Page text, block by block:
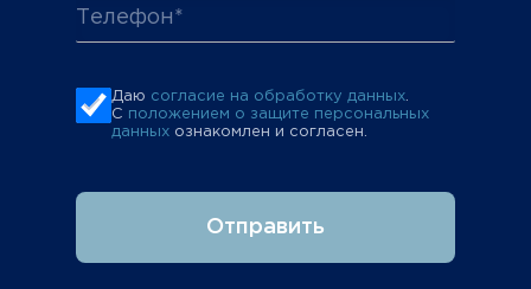
Даю согласие на обработку данных.
С
положением о защите персональных
данных ознакомлен и согласен.
Отправить